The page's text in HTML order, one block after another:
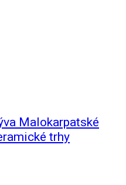
Malokarpatské
trhy